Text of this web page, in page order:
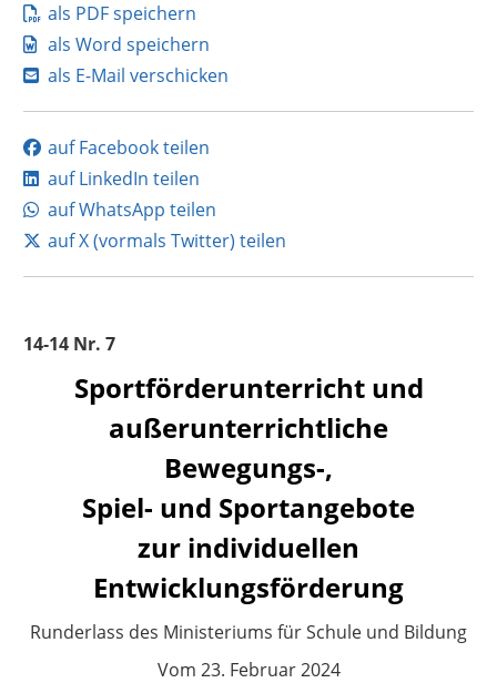
als PDF speichern
als Word speichern
als E-Mail verschicken
auf Facebook teilen
auf LinkedIn teilen
auf WhatsApp teilen
auf X (vormals Twitter) teilen
14-14 Nr. 7
Sportförderunterricht und
außerunterrichtliche
Bewegungs-,
Spiel- und Sportangebote
zur individuellen
Entwicklungsförderung
Runderlass des Ministeriums für Schule und Bildung
Vom 23. Februar 2024